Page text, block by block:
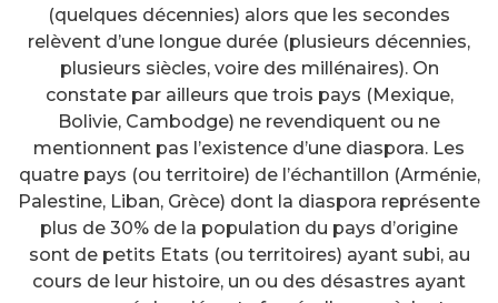
(quelques décennies) alors que les secondes
relèvent d’une longue durée (plusieurs décennies,
plusieurs siècles, voire des millénaires). On
constate par ailleurs que trois pays (Mexique,
Bolivie, Cambodge) ne revendiquent ou ne
mentionnent pas l’existence d’une diaspora. Les
quatre pays (ou territoire) de l’échantillon (Arménie,
Palestine, Liban, Grèce) dont la diaspora représente
plus de 30% de la population du pays d’origine
sont de petits Etats (ou territoires) ayant subi, au
cours de leur histoire, un ou des désastres ayant